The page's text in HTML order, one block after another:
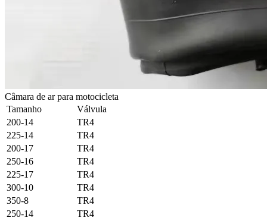
Câmara de ar para motocicleta
Tamanho
Válvula
200-14
TR4
225-14
TR4
200-17
TR4
250-16
TR4
225-17
TR4
300-10
TR4
350-8
TR4
250-14
TR4